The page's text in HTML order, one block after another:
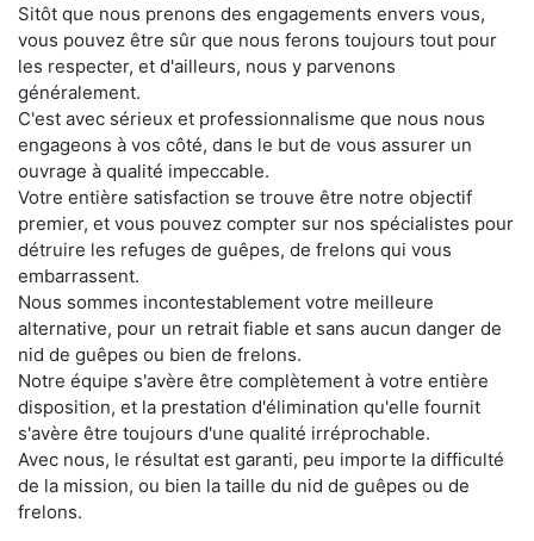
Sitôt que nous prenons des engagements envers vous,
vous pouvez être sûr que nous ferons toujours tout pour
les respecter, et d'ailleurs, nous y parvenons
généralement.
C'est avec sérieux et professionnalisme que nous nous
engageons à vos côté, dans le but de vous assurer un
ouvrage à qualité impeccable.
Votre entière satisfaction se trouve être notre objectif
premier, et vous pouvez compter sur nos spécialistes pour
détruire les refuges de guêpes, de frelons qui vous
embarrassent.
Nous sommes incontestablement votre meilleure
alternative, pour un retrait fiable et sans aucun danger de
nid de guêpes ou bien de frelons.
Notre équipe s'avère être complètement à votre entière
disposition, et la prestation d'élimination qu'elle fournit
s'avère être toujours d'une qualité irréprochable.
Avec nous, le résultat est garanti, peu importe la difficulté
de la mission, ou bien la taille du nid de guêpes ou de
frelons.